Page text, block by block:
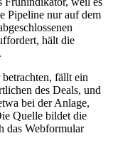
Pipeline nur auf dem
hält die
betrachten, fällt ein
des Deals, und
bei der Anlage,
Quelle bildet die
das Webformular